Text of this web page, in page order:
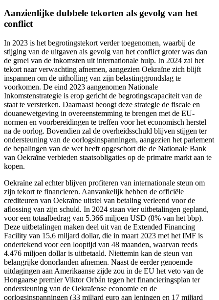
Aanzienlijke dubbele tekorten als gevolg van het
conflict
In 2023 is het begrotingstekort verder toegenomen, waarbij de
stijging van de uitgaven als gevolg van het conflict groter was dan
de groei van de inkomsten uit internationale hulp. In 2024 zal het
tekort naar verwachting afnemen, aangezien Oekraïne zich blijft
inspannen om de uitholling van zijn belastinggrondslag te
voorkomen. De eind 2023 aangenomen Nationale
Inkomstenstrategie is erop gericht de begrotingscapaciteit van de
staat te versterken. Daarnaast beoogt deze strategie de fiscale en
douanewetgeving in overeenstemming te brengen met de EU-
normen en voorbereidingen te treffen voor het economisch herstel
na de oorlog. Bovendien zal de overheidsschuld blijven stijgen ter
ondersteuning van de oorlogsinspanningen, aangezien het parlement
de bepalingen van de wet heeft opgeschort die de Nationale Bank
van Oekraïne verbieden staatsobligaties op de primaire markt aan te
kopen.
Oekraïne zal echter blijven profiteren van internationale steun om
zijn tekort te financieren. Aanvankelijk hebben de officiële
crediteuren van Oekraïne uitstel van betaling verleend voor de
aflossing van zijn schuld. In 2024 staan vier uitbetalingen gepland,
voor een totaalbedrag van 5.366 miljoen USD (8% van het bbp).
Deze uitbetalingen maken deel uit van de Extended Financing
Facility van 15,6 miljard dollar, die in maart 2023 met het IMF is
ondertekend voor een looptijd van 48 maanden, waarvan reeds
4.476 miljoen dollar is uitbetaald. Niettemin kan de steun van
belangrijke donorlanden afnemen. Naast de eerder genoemde
uitdagingen aan Amerikaanse zijde zou in de EU het veto van de
Hongaarse premier Viktor Orbán tegen het financieringsplan ter
ondersteuning van de Oekraïense economie en de
oorlogsinspanningen (33 miljard euro aan leningen en 17 miljard